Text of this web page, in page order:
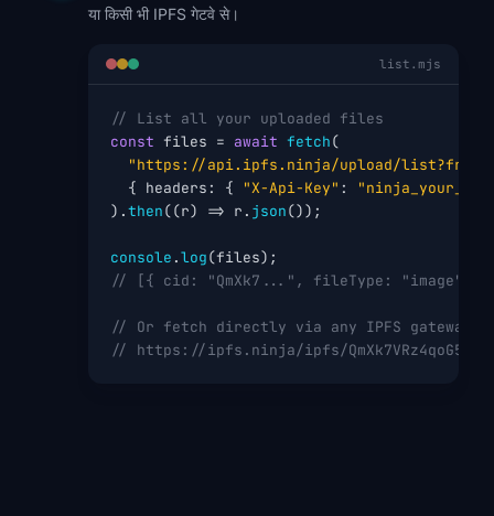
या किसी भी IPFS गेटवे से।
list.mjs
// List all your uploaded files
const files = await fetch(
"https://api.ipfs.ninja/upload/
  { headers: {
"X-Api-Key" :
).then((r) => r. json());
console .log
// [{ cid: "QmXk7...", fileType: "image",
// Or fetch directly via any IPFS gateway:
// https://ipfs.ninja/ipfs/